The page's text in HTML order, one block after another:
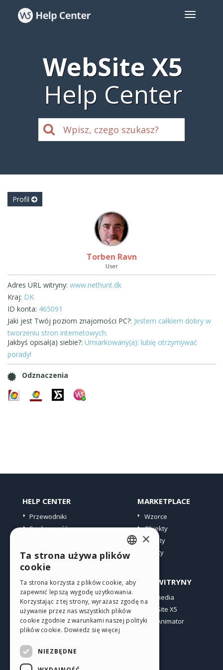
WebSite X5
Help Center
Profil
Torben Ravn
User
Adres URL witryny: www.nethunt.dk
Kraj: DK
ID konta: 465091
Jaki jest Twój poziom znajomości PC?: Jestem całkiem dobry w
tworzeniu stron internetowych.
Jakbyś opisał(a) siebie?: Umiarkowany(a): lubię otrzymywać
porady!
Odznaczenia
HELP CENTER
Przewodniki
Społeczność
MARKETPLACE
Wzorce
Obiekty
Punkty
Oferty
PROFIL
Moje wpisy
Moje licencje
Pobieranie
Web hosting
INNE WITRYNY
Incomedia
WebSite X5
WebAnimator
ENGLISH
GERMAN
SPANISH
PORTUGUESE
×
Ta strona używa plików
cookie
Ta strona korzysta z plików cookie, aby
zapewnić lepszą wygodę użytkowania.
Korzystając z tej strony, wyrażasz zgodę na
używanie przez nas wszystkich plików
cookie zgodnie z warunkami naszej polityki
plików cookie. Dowiedz się więcej
NIEZBĘDNE